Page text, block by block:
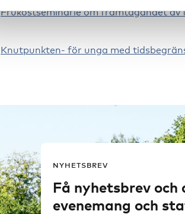
Frukostseminarie om framtagandet
Knutpunkten- för unga med
NYHETSBREV
Få nyhetsbrev
evenemang och